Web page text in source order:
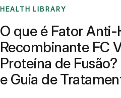
HEALTH LIBRARY
O que é Fator
Recombinante FC
Proteína de
e Guia de